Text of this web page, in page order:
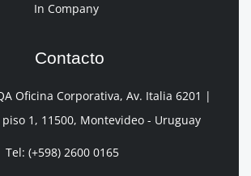
In Company
Contacto
Oficina Corporativa, Av. Italia 6201 |
piso 1, 11500, Montevideo - Uruguay
Tel: (+598) 2600 0165